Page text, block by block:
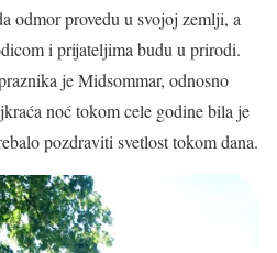
odmor provedu u svojoj zemlji, a
i prijateljima budu u prirodi.
je Midsommar, odnosno
noć tokom cele godine bila je
pozdraviti svetlost tokom dana.